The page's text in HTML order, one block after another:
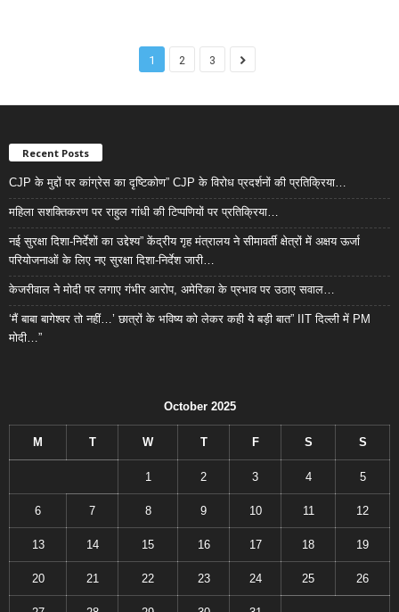
1 2 3
Recent Posts
CJP के मुद्दों पर कांग्रेस का दृष्टिकोण” CJP के विरोध प्रदर्शनों की प्रतिक्रिया…
महिला सशक्तिकरण पर राहुल गांधी की टिप्पणियों पर प्रतिक्रिया…
नई सुरक्षा दिशा-निर्देशों का उद्देश्य” केंद्रीय गृह मंत्रालय ने सीमावर्ती क्षेत्रों में अक्षय ऊर्जा
परियोजनाओं के लिए नए सुरक्षा दिशा-निर्देश जारी…
केजरीवाल ने मोदी पर लगाए गंभीर आरोप, अमेरिका के प्रभाव पर उठाए सवाल…
‘मैं बाबा बागेश्वर तो नहीं…’ छात्रों के भविष्य को लेकर कही ये बड़ी बात” IIT दिल्ली में PM
मोदी…”
October 2025
M T W T F S S
1 2 3 4 5
6 7 8 9 10 11 12
13 14 15 16 17 18 19
20 21 22 23 24 25 26